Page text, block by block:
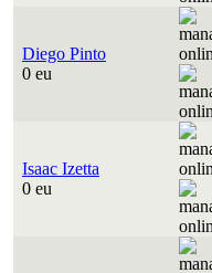
Diego Pinto
0 eu
Isaac Izetta
0 eu